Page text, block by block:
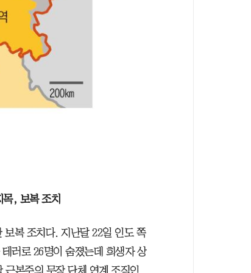
, 보복 조치
보복 조치다. 지난달 22일 인도 쪽
러로 26명이 숨졌는데 희생자 상